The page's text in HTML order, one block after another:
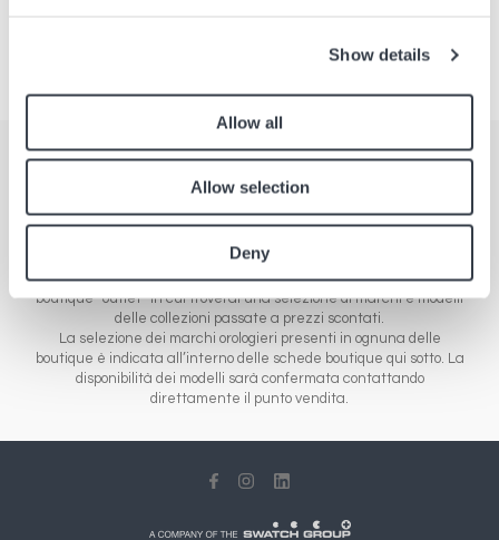
Show details
Allow all
Allow selection
Deny
Trova i nostri punti vendita in Europa, Asia e America. La nostra
aeroportuali che distribuiscono le novità dei marchi di orologeria e
gioielleria, dalla fascia economica alla gamma di lusso, e le
boutique “outlet” in cui troverai una selezione di marchi e modelli
delle collezioni passate a prezzi scontati.
La selezione dei marchi orologieri presenti in ognuna delle
boutique è indicata all’interno delle schede boutique qui sotto. La
disponibilità dei modelli sarà confermata contattando
direttamente il punto vendita.